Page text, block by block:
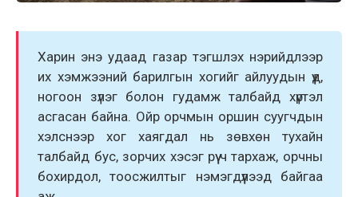
Харин энэ удаад газар тэгшлэх нэрийдлээр
их хэмжээний барилгын хогийг айлуудын үүд,
ногоон зүлэг болон гудамж талбайд хүртэл
асгасан байна. Ойр орчмын оршин суугчдын
хэлснээр хог хаягдал нь зөвхөн тухайн
талбайд бус, зорчих хэсэг рүү ч тархаж, орчны
бохирдол, тоосжилтыг нэмэгдүүлээд байгаа